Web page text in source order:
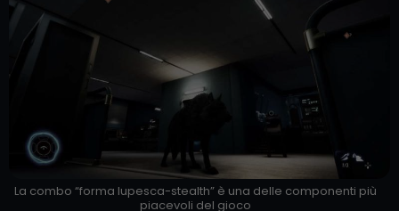
La combo “forma lupesca-stealth” è una delle componenti più
piacevoli del gioco